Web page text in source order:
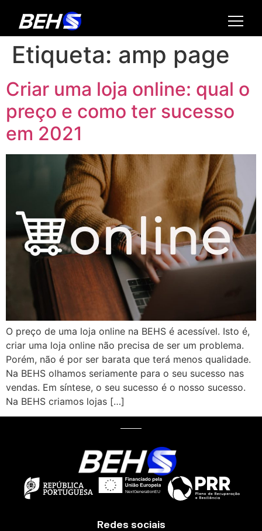
Etiqueta: amp page
Criar uma loja online: qual o
preço e como ter sucesso
em 2021
O preço de uma loja online na BEHS é acessível. Isto é,
criar uma loja online não precisa de ser um problema.
Porém, não é por ser barata que terá menos qualidade.
Na BEHS olhamos seriamente para o seu sucesso nas
vendas. Em síntese, o seu sucesso é o nosso sucesso.
Na BEHS criamos lojas […]
Redes sociais